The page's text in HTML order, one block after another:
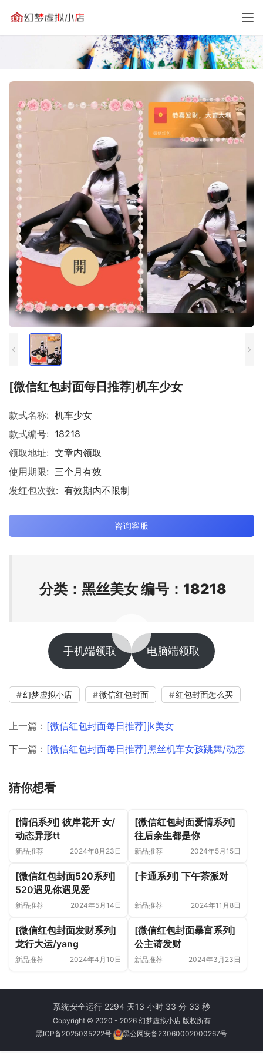
[微信红包封面每日推荐]机车少女
款式名称: 机车少女
款式编号: 18218
领取地址: 文章内领取
使用期限: 三个月有效
发红包次数: 有效期内不限制
咨询客服
分类：黑丝美女 编号：18218
手机端领取 电脑端领取
幻梦虚拟小店 微信红包封面 红包封面怎么买
上一篇： [微信红包封面每日推荐]jk美女
下一篇： [微信红包封面每日推荐]黑丝机车女孩跳舞/动态
猜你想看
[情侣系列] 彼岸花开 女/
动态异形tt
新品推荐 2024年8月23日
[微信红包封面爱情系列]
往后余生都是你
新品推荐 2024年5月15日
[微信红包封面520系列]
520遇见你遇见爱
新品推荐 2024年5月14日
[卡通系列] 下午茶派对
新品推荐 2024年11月8日
[微信红包封面发财系列]
龙行大运/yang
新品推荐 2024年4月10日
[微信红包封面暴富系列]
公主请发财
新品推荐 2024年3月23日
系统安全运行 2294 天13 小时 33 分 33 秒
Copyright © 2020 - 2026 幻梦虚拟小店 版权所有
黑ICP备2025035222号
黑公网安备23060002000267号